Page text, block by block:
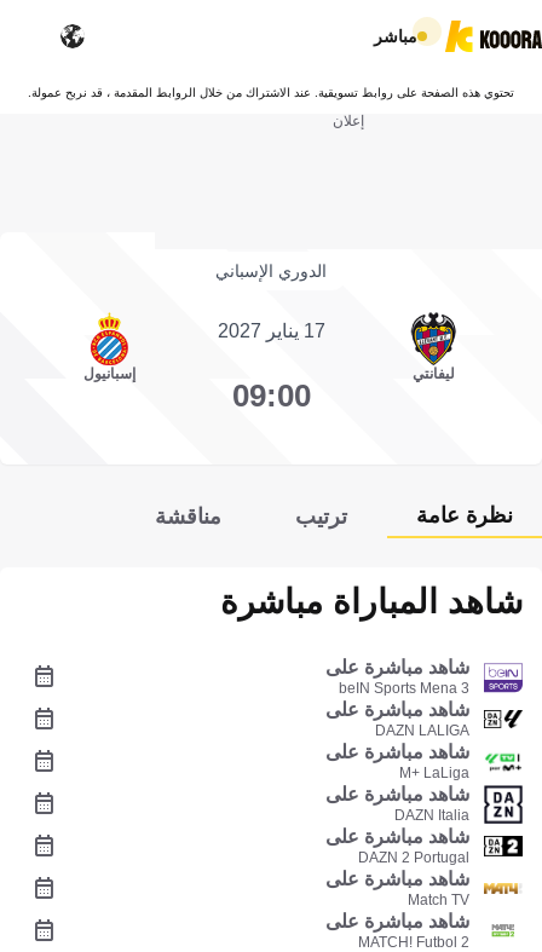
مباشر
تحتوي هذه الصفحة على روابط تسويقية. عند الاشتراك من خلال الروابط المقدمة ، قد نربح عمولة.
إعلان
الدوري الإسباني
ليفانتي
17 يناير 2027
09:00
إسبانيول
نظرة عامة ترتيب مناقشة
شاهد المباراة مباشرة
شاهد مباشرة على
beIN Sports Mena 3
شاهد مباشرة على
DAZN LALIGA
شاهد مباشرة على
M+ LaLiga
شاهد مباشرة على
DAZN Italia
شاهد مباشرة على
DAZN 2 Portugal
شاهد مباشرة على
Match TV
شاهد مباشرة على
MATCH! Futbol 2